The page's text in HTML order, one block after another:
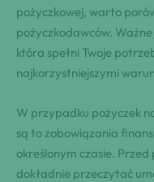
pożyczkowej, warto
pożyczkodawców.
która spełni​ Twoje‌
najkorzystniejszymi‌
W przypadku pożyczek⁤
są​ to zobowiązania⁤
określonym czasie.
⁣dokładnie ⁤przeczytać